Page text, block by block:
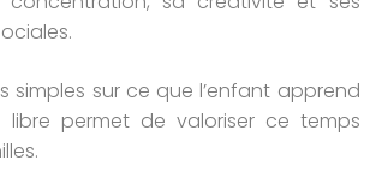
simples sur ce que l’enfant apprend
permet de valoriser ce temps